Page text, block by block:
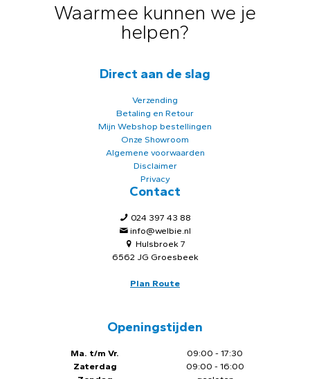
Waarmee kunnen we je
helpen?
Direct aan de slag
Verzending
Betaling en Retour
Mijn Webshop bestellingen
Onze Showroom
Algemene voorwaarden
Disclaimer
Privacy
Contact
024 397 43 88
info@welbie.nl
Hulsbroek 7
6562 JG Groesbeek
Plan Route
Openingstijden
Ma. t/m Vr.
Zaterdag
09:00 - 17:30
09:00 - 16:00